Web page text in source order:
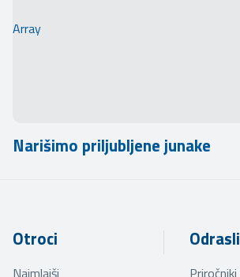
Array
Narišimo priljubljene junake
Otroci
Najmlajši
Odrasli
Priročniki